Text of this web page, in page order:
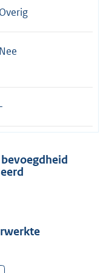
Overig
Nee